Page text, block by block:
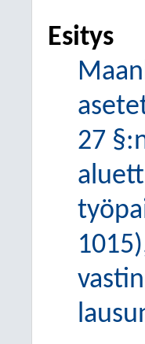
Esitys
27